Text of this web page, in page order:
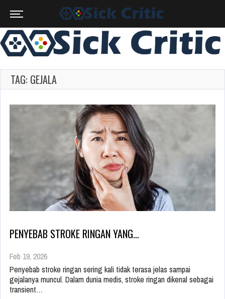
TAG: GEJALA
PENYEBAB STROKE RINGAN YANG…
Feb 19, 2026
Penyebab stroke ringan sering kali tidak terasa jelas sampai
gejalanya muncul. Dalam dunia medis, stroke ringan dikenal sebagai
transient…